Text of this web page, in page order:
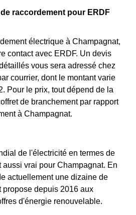
raccordement pour ERDF
électrique à Champagnat,
contact avec ERDF. Un devis
vous sera adressé chez
courrier, dont le montant varie
Pour le prix, tout dépend de la
de branchement par rapport
à Champagnat.
de l'électricité en termes de
aussi vrai pour Champagnat. En
actuellement une dizaine de
propose depuis 2016 aux
d'énergie renouvelable.